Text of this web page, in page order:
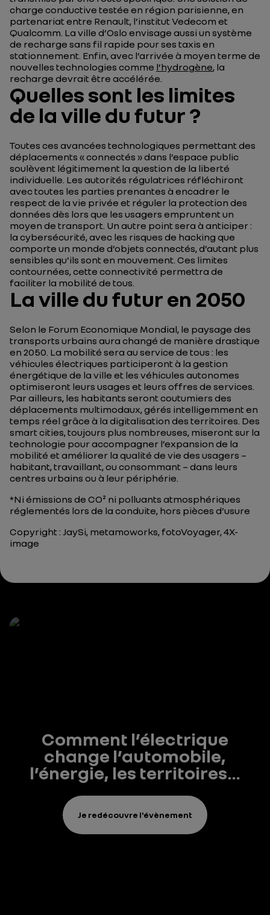
charge conductive testée en région parisienne, en
partenariat entre Renault, l’institut Vedecom et
Qualcomm. La ville d’Oslo envisage aussi un système
de recharge sans fil rapide pour ses taxis en
stationnement. Enfin, avec l’arrivée à moyen terme de
nouvelles technologies comme l’hydrogène, la
recharge devrait être accélérée.
Quelles sont les limites
de la ville du futur ?
Toutes ces avancées technologiques permettant des
déplacements « connectés » dans l’espace public
soulèvent légitimement la question de la liberté
individuelle. Les autorités régulatrices réfléchiront
avec toutes les parties prenantes à encadrer le
respect de la vie privée et réguler la protection des
données dès lors que les usagers empruntent un
moyen de transport. Un autre point sera à anticiper :
la cybersécurité, avec les risques de hacking que
comporte un monde d’objets connectés, d’autant plus
sensibles qu’ils sont en mouvement. Ces limites
contournées, cette connectivité permettra de
faciliter la mobilité de tous.
La ville du futur en 2050
Selon le Forum Economique Mondial, le paysage des
transports urbains aura changé de manière drastique
en 2050. La mobilité sera au service de tous : les
véhicules électriques participeront à la gestion
énergétique de la ville et les véhicules autonomes
optimiseront leurs usages et leurs offres de services.
Par ailleurs, les habitants seront coutumiers des
déplacements multimodaux, gérés intelligemment en
temps réel grâce à la digitalisation des territoires. Des
smart cities, toujours plus nombreuses, miseront sur la
technologie pour accompagner l’expansion de la
mobilité et améliorer la qualité de vie des usagers –
habitant, travaillant, ou consommant – dans leurs
centres urbains ou à leur périphérie.
*Ni émissions de CO² ni polluants atmosphériques
réglementés lors de la conduite, hors pièces d’usure
Copyright : JaySi, metamoworks, fotoVoyager, 4X-
image
Comment l’électrique
change l’automobile,
l’énergie, les territoires…
Je redécouvre l'évènement